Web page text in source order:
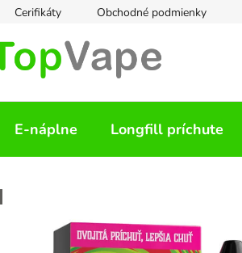
Cerifikáty Obchodné podmienky
E-náplne Longfill príchute